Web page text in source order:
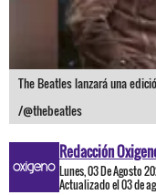
The Beatles lanzará una
/@thebeatles
Redacción
Lunes, 03 De Agosto
Actualizado el 03 de